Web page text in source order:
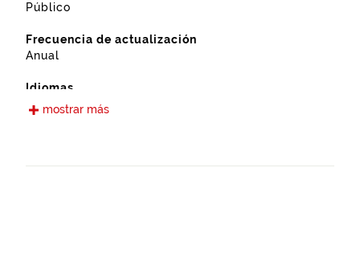
Público
Frecuencia de actualización
Anual
Idiomas
Castellano
mostrar más